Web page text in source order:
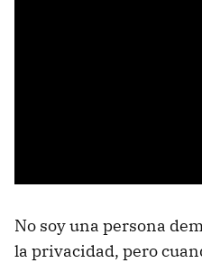
No soy una persona
la privacidad, pero